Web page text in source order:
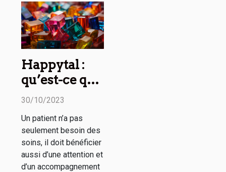
Happytal :
qu’est-ce que
c’est ?
30/10/2023
Un patient n’a pas
seulement besoin des
soins, il doit bénéficier
aussi d’une attention et
d’un accompagnement